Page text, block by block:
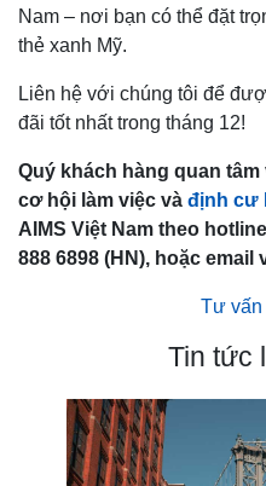
Nam – nơi bạn có thể đặt
thẻ xanh Mỹ.
Liên hệ với chúng tôi để
đãi tốt nhất trong tháng 12!
Quý khách hàng quan
cơ hội làm việc và định cư
AIMS Việt Nam theo
888 6898 (HN), hoặc email
Tư vấn
Tin tức